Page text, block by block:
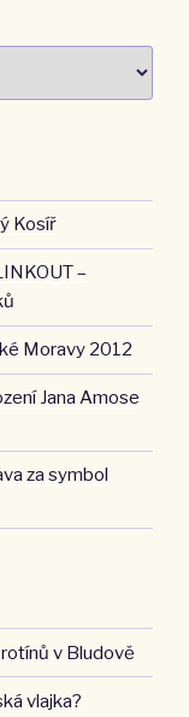
Kosíř
–
Moravy 2012
Jana Amose
za symbol
v Bludově
vlajka?